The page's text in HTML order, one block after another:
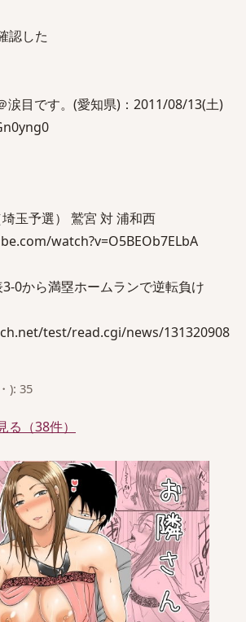
認した
涙目です。(愛知県)：2011/08/13(土)
玉予選） 鷲宮 対 浦和西
watch?v=O5BEOb7ELbA
0から満塁ホームランで逆転負け
test/read.cgi/news/131320908
): 35
（38件）